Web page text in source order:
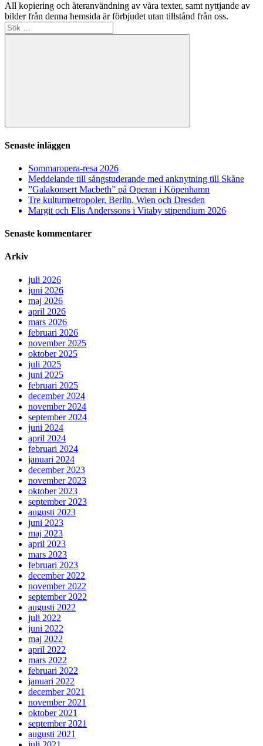
All kopiering och återanvändning av våra texter, samt nyttjande av
bilder från denna hemsida är förbjudet utan tillstånd från oss.
Sök
efter:
Sök
Senaste inläggen
Sommaropera-resa 2026
Meddelande till sångstuderande med anknytning till Skåne
”Galakonsert Macbeth” på Operan i Köpenhamn
Tre kulturmetropoler, Berlin, Wien och Dresden
Margit och Elis Anderssons i Vitaby stipendium 2026
Senaste kommentarer
Arkiv
juli 2026
juni 2026
maj 2026
april 2026
mars 2026
februari 2026
november 2025
oktober 2025
juli 2025
juni 2025
februari 2025
december 2024
november 2024
september 2024
juni 2024
april 2024
februari 2024
januari 2024
december 2023
november 2023
oktober 2023
september 2023
augusti 2023
juni 2023
maj 2023
april 2023
mars 2023
februari 2023
december 2022
november 2022
september 2022
augusti 2022
juli 2022
juni 2022
maj 2022
april 2022
mars 2022
februari 2022
januari 2022
december 2021
november 2021
oktober 2021
september 2021
augusti 2021